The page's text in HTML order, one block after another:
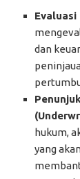
Evaluasi
dan
hukum,
yang